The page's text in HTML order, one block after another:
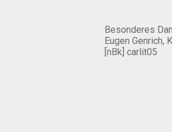
Besonderes
Eugen Genrich,
[nBk] carlit05